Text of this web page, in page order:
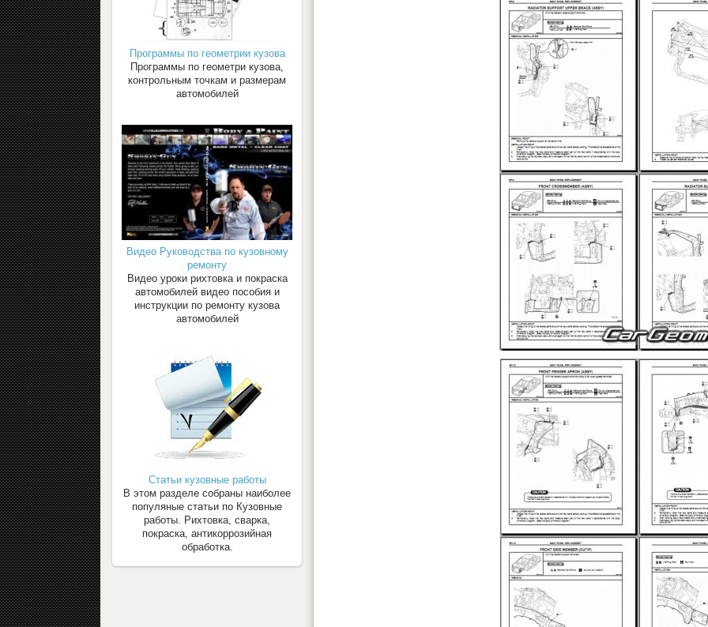
Программы по геометрии кузова
Программы по геометри кузова,
контрольным точкам и размерам
автомобилей
Видео Руководства по кузовному
ремонту
Видео уроки рихтовка и покраска
автомобилей видео пособия и
инструкции по ремонту кузова
автомобилей
Статьи кузовные работы
В этом разделе собраны наиболее
популяные статьи по Кузовные
работы. Рихтовка, сварка,
покраска, антикоррозийная
обработка.